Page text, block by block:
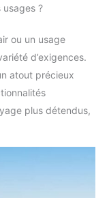
usages ?
ou un usage
d’exigences.
atout précieux
plus détendus,